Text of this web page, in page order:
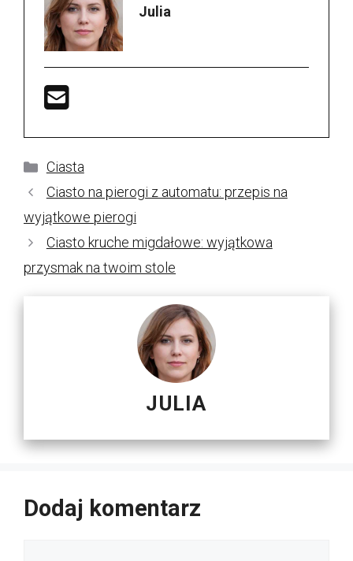
Julia
Kategorie
Ciasta
Ciasto na pierogi z automatu: przepis na
wyjątkowe pierogi
Ciasto kruche migdałowe: wyjątkowa
przysmak na twoim stole
JULIA
Dodaj komentarz